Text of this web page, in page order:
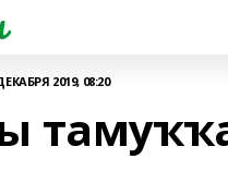
2019, 08:20